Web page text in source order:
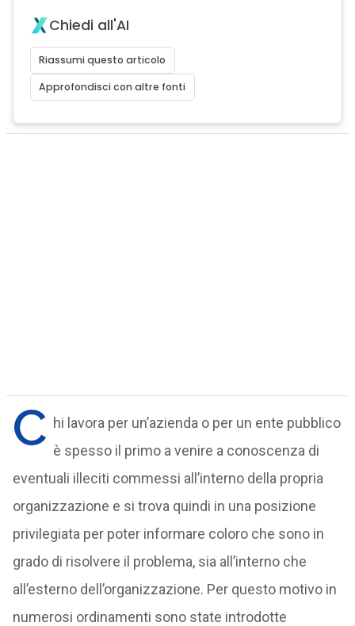
Chiedi all'AI
Riassumi questo articolo
Approfondisci con altre fonti
C hi lavora per un’azienda o per un ente pubblico
è spesso il primo a venire a conoscenza di
eventuali illeciti commessi all’interno della propria
organizzazione e si trova quindi in una posizione
privilegiata per poter informare coloro che sono in
grado di risolvere il problema, sia all’interno che
all’esterno dell’organizzazione. Per questo motivo in
numerosi ordinamenti sono state introdotte